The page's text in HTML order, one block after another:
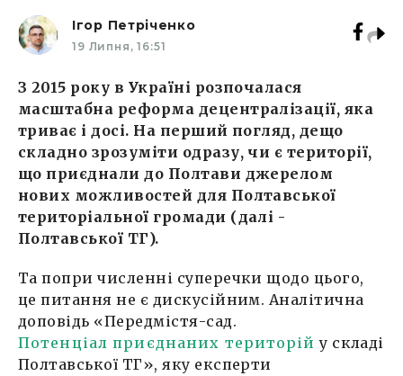
Ігор Петріченко
19 Липня, 16:51
З 2015 року в Україні розпочалася
масштабна реформа децентралізації, яка
триває і досі. На перший погляд, дещо
складно зрозуміти одразу, чи є території,
що приєднали до Полтави джерелом
нових можливостей для Полтавської
територіальної громади (далі -
Полтавської ТГ).
Та попри численні суперечки щодо цього,
це питання не є дискусійним. Аналітична
доповідь «Передмістя-сад.
Потенціал приєднаних територій у складі
Полтавської ТГ», яку експерти